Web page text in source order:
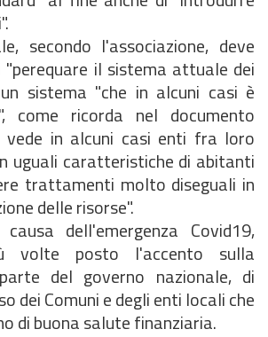
secondo l'associazione, deve
"perequare il sistema attuale dei
sistema "che in alcuni casi è
come ricorda nel documento
vede in alcuni casi enti fra loro
uguali caratteristiche di abitanti
trattamenti molto diseguali in
delle risorse".
dell'emergenza Covid19,
volte posto l'accento sulla
del governo nazionale, di
dei Comuni e degli enti locali che
di buona salute finanziaria.